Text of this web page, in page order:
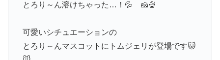
とろり～ん溶けちゃった…！💦 🧀🍨
可愛いシチュエーションの
とろり～んマスコットにトムジェリが登場です🐱